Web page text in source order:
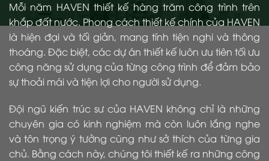
Mỗi năm HAVEN thiết kế hàng trăm công trình trên
khắp đất nước. Phong cách thiết kế chính của HAVEN
là hiện đại và tối giản, mang tính tiện nghi và thông
thoáng. Đặc biệt, các dự án thiết kế luôn ưu tiên tối ưu
công năng sử dụng của từng công trình để đảm bảo
sự thoải mái và tiện lợi cho người sử dụng.
Đội ngũ kiến trúc sư của HAVEN không chỉ là những
chuyên gia có kinh nghiệm mà còn luôn lắng nghe
và tôn trọng ý tưởng cũng như sở thích của từng gia
chủ. Bằng cách này, chúng tôi thiết kế ra những công